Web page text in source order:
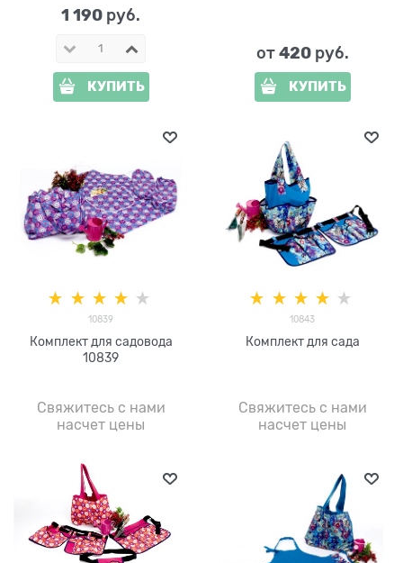
1 190 руб.
КУПИТЬ
от 420 руб.
КУПИТЬ
10839
Комплект для садовода
10839
Свяжитесь с нами
насчет цены
10843
Комплект для сада
Свяжитесь с нами
насчет цены